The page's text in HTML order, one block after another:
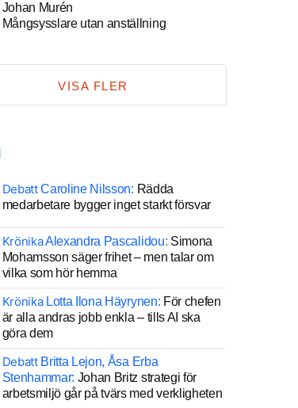
Johan Murén
Mångsysslare utan anställning
VISA FLER
Debatt Caroline Nilsson: Rädda
medarbetare bygger inget starkt försvar
KrönikaAlexandra Pascalidou: Simona
Mohamsson säger frihet – men talar om
vilka som hör hemma
Krönika Lotta Ilona Häyrynen: För chefen
är alla andras jobb enkla – tills AI ska
göra dem
Debatt Britta Lejon, Åsa Erba
Stenhammar: Johan Britz strategi för
arbetsmiljö går på tvärs med verkligheten